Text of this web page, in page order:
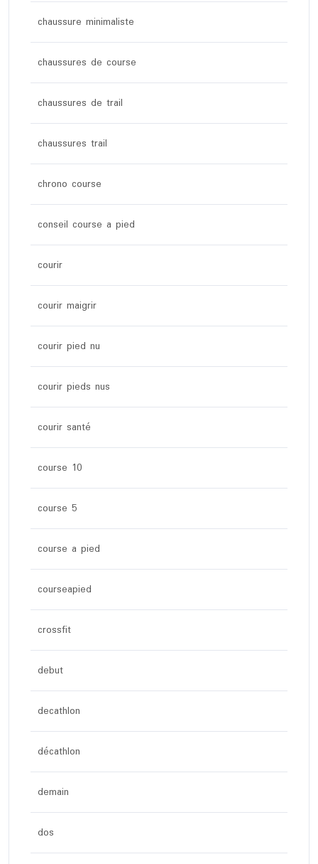
chaussure minimaliste
chaussures de course
chaussures de trail
chaussures trail
chrono course
conseil course a pied
courir
courir maigrir
courir pied nu
courir pieds nus
courir santé
course 10
course 5
course a pied
courseapied
crossfit
debut
decathlon
décathlon
demain
dos